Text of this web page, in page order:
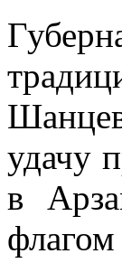
удачу
в